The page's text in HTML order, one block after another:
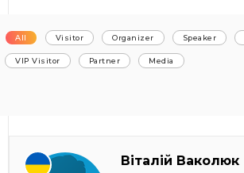
All Visitor Organizer Speaker
VIP Visitor Partner Media
Віталій Ваколюк